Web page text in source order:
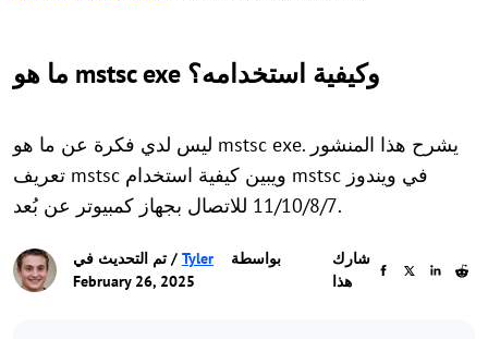
ما هو mstsc exe وكيفية استخدامه؟
ليس لدي فكرة عن ما هو mstsc exe. يشرح هذا المنشور
تعريف mstsc ويبين كيفية استخدام mstsc في ويندوز
11/10/8/7 للاتصال بجهاز كمبيوتر عن بُعد.
بواسطة Tyler / تم التحديث في
February 26, 2025
شارك
هذا